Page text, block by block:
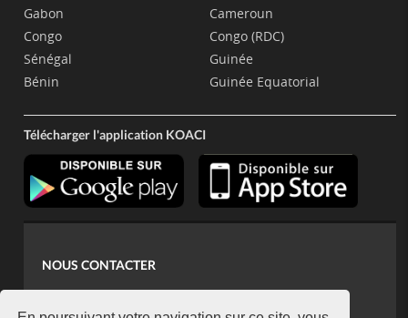
Gabon
Congo
Sénégal
Bénin
Cameroun
Congo (RDC)
Guinée
Guinée Equatorial
Télécharger l'application KOACI
NOUS CONTACTER